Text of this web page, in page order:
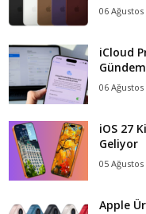
06 Ağustos
iCloud
06 Ağustos
iOS 27
Geliyor
05 Ağustos
Apple